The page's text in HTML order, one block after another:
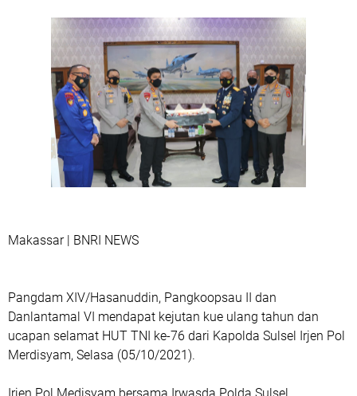
Makassar | BNRI NEWS
Pangdam XIV/Hasanuddin, Pangkoopsau II dan
Danlantamal VI mendapat kejutan kue ulang tahun dan
ucapan selamat HUT TNI ke-76 dari Kapolda Sulsel Irjen Pol
Merdisyam, Selasa (05/10/2021).